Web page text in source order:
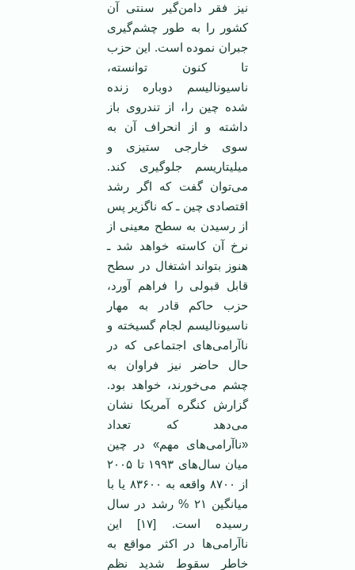
نیز فقر دامن‌گیر سنتی آن
کشور را به طور چشم‌گیری
جبران نموده است. این حزب
تا کنون توانسته،
ناسیونالیسم دوباره زنده
شده چین را، از تندروی باز
داشته و از انحراف آن به
سوی خارجی ستیزی و
میلیتاریسم جلوگیری کند.
می‌توان گفت که اگر رشد
اقتصادی چین ـ که ناگزیر پس
از رسیدن به سطح معینی از
نرخ آن کاسته خواهد شد ـ
هنوز بتواند اشتغال در سطح
قابل قبولی را فراهم آورد،
حزب حاکم قادر به مهار
ناسیونالیسم لجام گسیخته و
نا‌آرامی‌های اجتماعی که در
حال حاضر نیز فراوان به
چشم می‌خورند، خواهد بود.
گزارش کنگره آمریکا نشان
می‌دهد که تعداد
«نا‌آرامی‌های مهم» در چین
میان سال‌های ۱۹۹۳ تا ۲۰۰۵
از ۸۷۰۰ واقعه به ۸۳۶۰۰ یا با
میانگین ۲۱ % رشد در سال
رسیده است. [۱۷] این
ناآرامی‌ها در اکثر مواقع به
خاطر سقوط شدید نظم